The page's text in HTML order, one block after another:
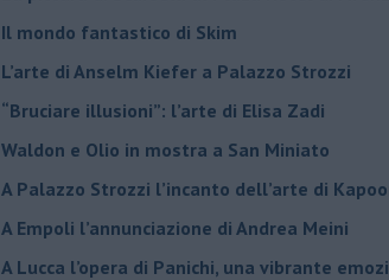
​Il mondo fantastico di Skim
​L’arte di Anselm Kiefer a Palazzo Strozzi
​“Bruciare illusioni”: l’arte di Elisa Zadi
​Waldon e Olio in mostra a San Miniato
​A Palazzo Strozzi l’incanto dell’arte di
​A Empoli l’annunciazione di Andrea Meini
A Lucca l’opera di Panichi, una vibrante